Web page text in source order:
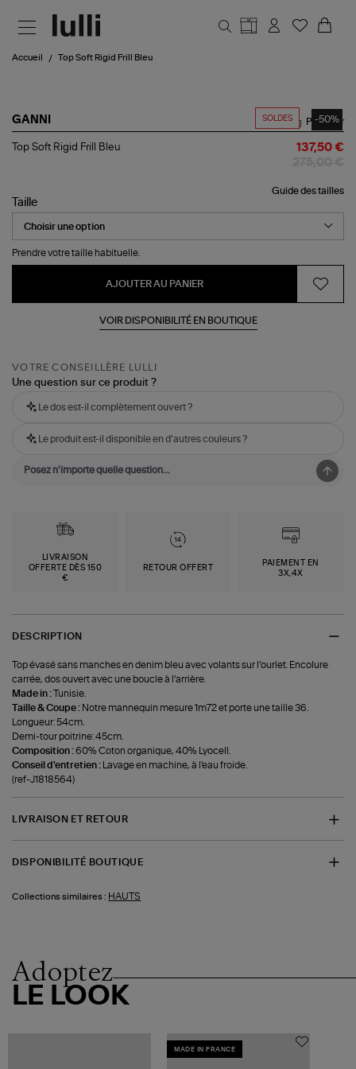
Accueil Top Soft Rigid Frill Bleu
SOLDES -50%
GANNI
Top
Bleu
Partager
Top Soft Rigid Frill Bleu 137,50 €
Guide des tailles
Taille
Prendre votre taille habituelle.
AJOUTER AU PANIER
VOIR DISPONIBILITÉ EN BOUTIQUE
VOTRE CONSEILLÈRE LULLI
Une question sur ce produit ?
Le dos est-il complètement ouvert ?
Le produit est-il disponible en d'autres couleurs ?
LIVRAISON
OFFERTE DÈS 150
€
RETOUR OFFERT
PAIEMENT EN
3X,4X
DESCRIPTION
Top évasé sans manches en denim bleu avec volants sur l’ourlet. Encolure
carrée, dos ouvert avec une boucle à l'arrière.
Made in :
Tunisie.
Taille & Coupe : Notre mannequin mesure 1m72 et porte une taille 36.
Longueur: 54cm.
Demi-tour poitrine: 45cm.
Composition :60% Coton organique, 40% Lyocell.
Conseil d'entretien : Lavage en machine, à l'eau froide.
(ref-J1818564)
LIVRAISON ET RETOUR
DISPONIBILITÉ BOUTIQUE
Collections similaires : HAUTS
Adoptez
LE LOOK
MADE IN FRANCE